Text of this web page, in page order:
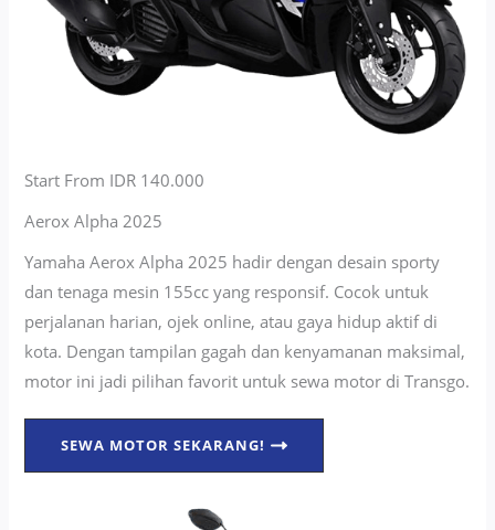
Start From IDR 140.000
Aerox Alpha 2025
Yamaha Aerox Alpha 2025 hadir dengan desain sporty
dan tenaga mesin 155cc yang responsif. Cocok untuk
perjalanan harian, ojek online, atau gaya hidup aktif di
kota. Dengan tampilan gagah dan kenyamanan maksimal,
motor ini jadi pilihan favorit untuk sewa motor di Transgo.
SEWA MOTOR SEKARANG!